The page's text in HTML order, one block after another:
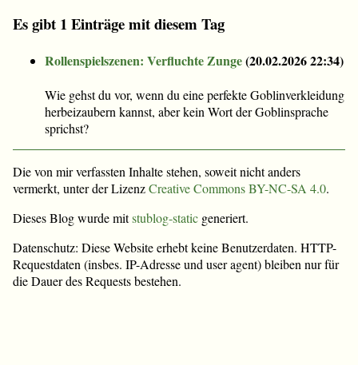
Es gibt 1 Einträge mit diesem Tag
Rollenspielszenen: Verfluchte Zunge(20.02.2026 22:34)
Wie gehst du vor, wenn du eine perfekte Goblinverkleidung
herbeizaubern kannst, aber kein Wort der Goblinsprache
sprichst?
Die von mir verfassten Inhalte stehen, soweit nicht anders
vermerkt, unter der LizenzCreative Commons BY-NC-SA 4.0.
Dieses Blog wurde mitstublog-static generiert.
Datenschutz: Diese Website erhebt keine Benutzerdaten. HTTP-
Requestdaten (insbes. IP-Adresse und user agent) bleiben nur für
die Dauer des Requests bestehen.